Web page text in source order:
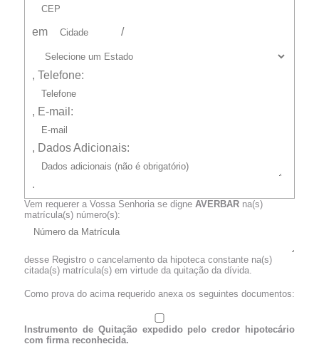
em /
, Telefone:
, E-mail:
, Dados Adicionais:
.
Vem requerer a Vossa Senhoria se digne AVERBAR na(s)
matrícula(s) número(s):
desse Registro o cancelamento da hipoteca constante na(s)
citada(s) matrícula(s) em virtude da quitação da dívida.
Como prova do acima requerido anexa os seguintes documentos:
Instrumento de Quitação expedido pelo credor hipotecário
com firma reconhecida.